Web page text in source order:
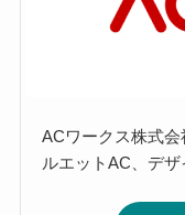
ACワークス株式
ルエットAC、デザ